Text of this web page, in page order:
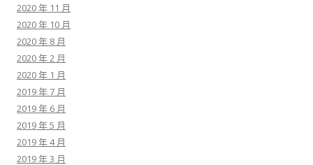
2020 年 11 月
2020 年 10 月
2020 年 8 月
2020 年 2 月
2020 年 1 月
2019 年 7 月
2019 年 6 月
2019 年 5 月
2019 年 4 月
2019 年 3 月